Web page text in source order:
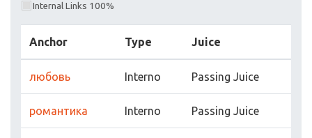
Internal Links 100%
Anchor Type Juice
любовь Interno Passing Juice
романтика Interno Passing Juice